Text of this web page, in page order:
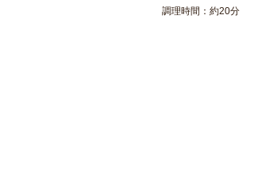
調理時間：約20分